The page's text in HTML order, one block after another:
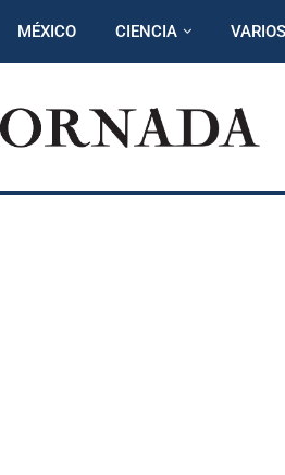
MÉXICO CIENCIA VARIOS